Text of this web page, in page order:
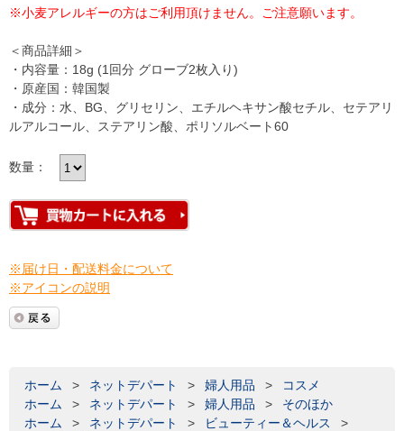
※小麦アレルギーの方はご利用頂けません。ご注意願います。
＜商品詳細＞
・内容量：18g (1回分 グローブ2枚入り)
・原産国：韓国製
・成分：水、BG、グリセリン、エチルヘキサン酸セチル、セテアリ
ルアルコール、ステアリン酸、ポリソルベート60
数量：
※届け日・配送料金について
※アイコンの説明
ホーム > ネットデパート > 婦人用品 >
コスメ
ホーム
> ネットデパート > 婦人用品 >
そのほか
ホーム
> ネットデパート > ビューティー＆ヘルス
>